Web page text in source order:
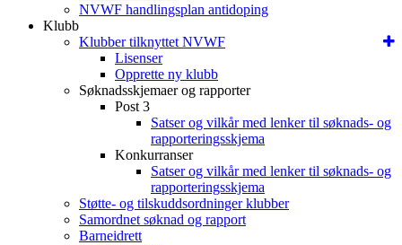
NVWF handlingsplan antidoping
Klubb
Klubber tilknyttet NVWF
Lisenser
Opprette ny klubb
Søknadsskjemaer og rapporter
Post 3
Satser og vilkår med lenker til søknads- og
rapporteringsskjema
Konkurranser
Satser og vilkår med lenker til søknads- og
rapporteringsskjema
Støtte- og tilskuddsordninger klubber
Samordnet søknad og rapport
Barneidrett